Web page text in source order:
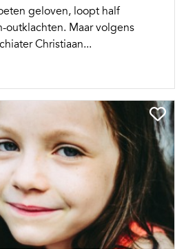
geloven, loopt half
outklachten. Maar volgens
Christiaan...